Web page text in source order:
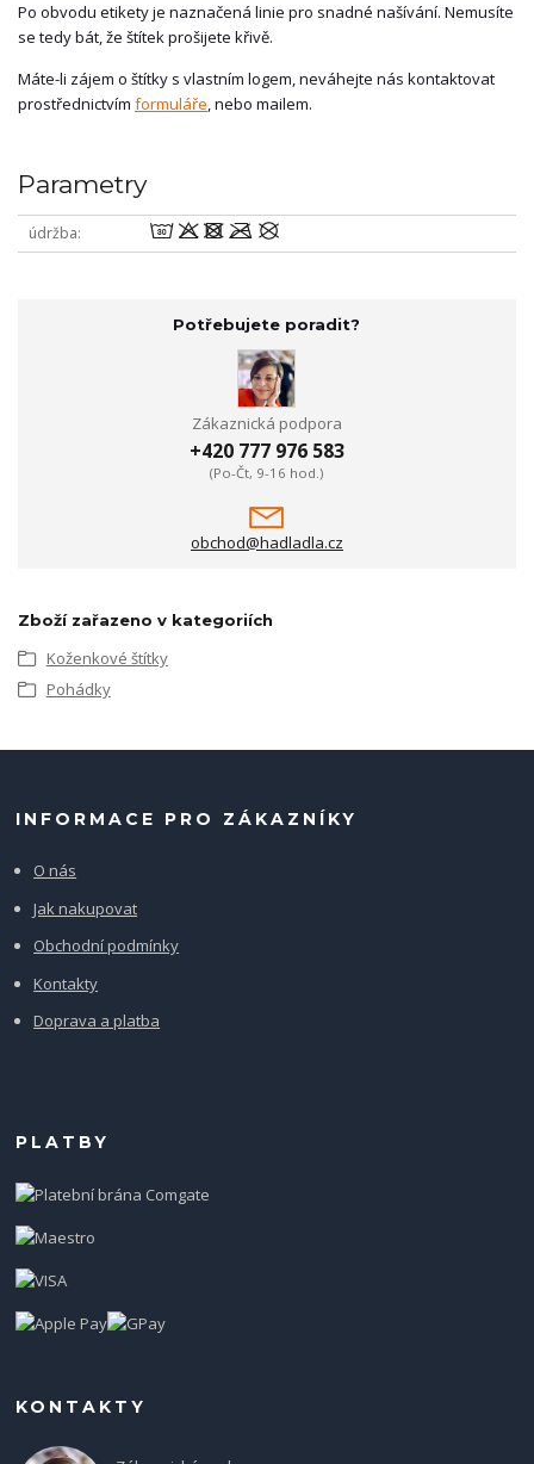
Po obvodu etikety je naznačená linie pro snadné našívání. Nemusíte
se tedy bát, že štítek prošijete křivě.
Máte-li zájem o štítky s vlastním logem, neváhejte nás kontaktovat
prostřednictvím formuláře, nebo mailem.
Parametry
údržba wodmU
Potřebujete poradit?
Zákaznická podpora
+420 777 976 583
(Po-Čt, 9-16 hod.)
obchod@hadladla.cz
Zboží zařazeno v kategoriích
Koženkové štítky
Pohádky
INFORMACE PRO ZÁKAZNÍKY
O nás
Jak nakupovat
Obchodní podmínky
Kontakty
Doprava a platba
PLATBY
KONTAKTY